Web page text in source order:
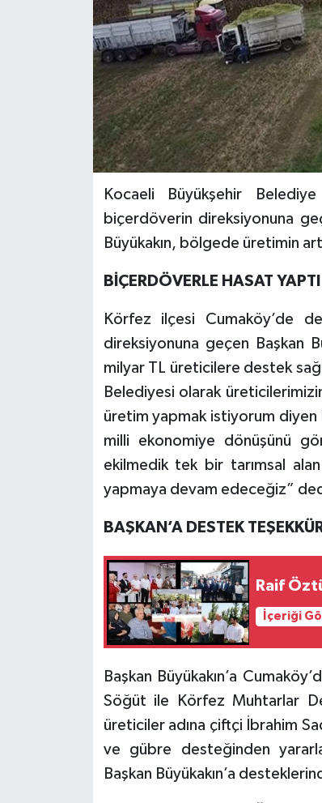
Kocaeli Büyükşehir
biçerdöverin direksiyonuna
Büyükakın, bölgede üretimin
BİÇERDÖVERLE HASAT YAPTI
Körfez ilçesi Cumaköy’de
direksiyonuna geçen Başkan
milyar TL üreticilere destek
Belediyesi olarak
üretim yapmak istiyorum
milli ekonomiye dönüşünü
ekilmedik tek bir tarımsal
yapmaya devam edeceğiz”
BAŞKAN’A DESTEK
Raif
İçeriği
Başkan Büyükakın’a
Söğüt ile Körfez Muhtarlar
üreticiler adına çiftçi İbrahim
ve gübre desteğinden
Başkan Büyükakın’a